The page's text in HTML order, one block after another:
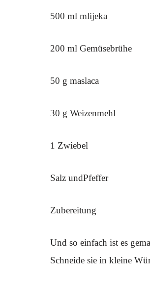
500 ml mlijeka
200 ml Gemüsebrühe
50 g maslaca
30 g Weizenmehl
1 Zwiebel
Salz undPfeffer
Zubereitung
Und so einfach ist es
Schneide sie in kleine